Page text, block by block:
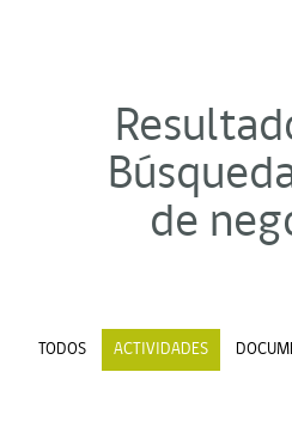
de
TODOS ACTIVIDADES